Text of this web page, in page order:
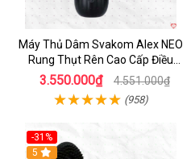
Máy Thủ Dâm Svakom Alex NEO
Rung Thụt Rên Cao Cấp Điều
Khiển App
3.550.000₫ 4.551.000₫
(958)
-31%
5